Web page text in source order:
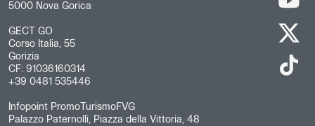
5000 Nova Gorica
GECT GO
Corso Italia, 55
Gorizia
CF: 91036160314
+39 0481 535446
Infopoint PromoTurismoFVG
Palazzo Paternolli, Piazza della Vittoria, 48